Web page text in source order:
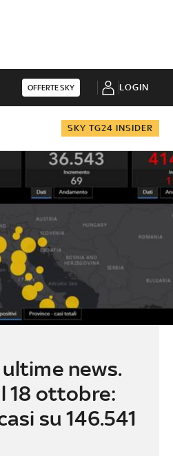
OFFERTE SKY LOGIN
SKY TG24 INSIDER
news.
18 ottobre:
su 146.541